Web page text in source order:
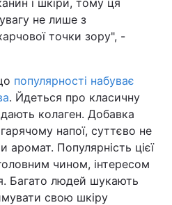
і шкіри, тому ця
не лише з
точки зору", -
популярності набуває
. Йдеться про класичну
колаген. Добавка
напої, суттєво не
Популярність цієї
чином, інтересом
Багато людей шукають
свою шкіру